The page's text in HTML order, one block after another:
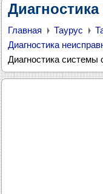
Главная Таурус
Диагностика
Диагностика системы